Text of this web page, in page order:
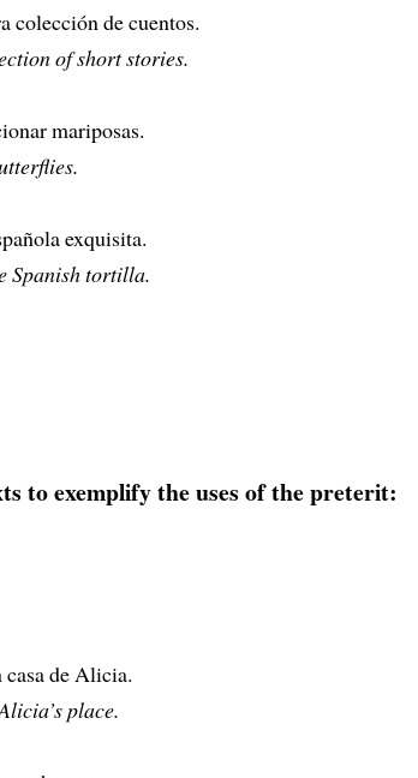
colección de cuentos.
of short stories.
mariposas.
exquisita.
Spanish tortilla.
to exemplify the uses of the preterit:
casa de Alicia.
place.